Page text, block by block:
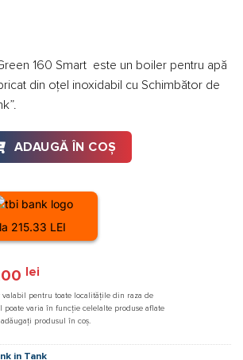
160 Smart este un boiler pentru apă
din oţel inoxidabil cu Schimbător de
Smart Green 160
ADAUGĂ ÎN COȘ
215.33 LEI
lei
valabil pentru toate localitățile din raza de
varia în funcție celelalte produse aflate
produsul în coș.
in Tank